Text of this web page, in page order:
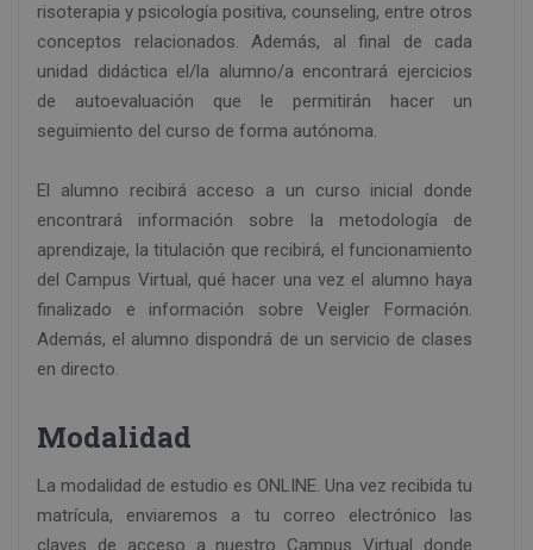
risoterapia y psicología positiva, counseling, entre otros
conceptos relacionados. Además, al final de cada
unidad didáctica el/la alumno/a encontrará ejercicios
de autoevaluación que le permitirán hacer un
seguimiento del curso de forma autónoma.
El alumno recibirá acceso a un curso inicial donde
encontrará información sobre la metodología de
aprendizaje, la titulación que recibirá, el funcionamiento
del Campus Virtual, qué hacer una vez el alumno haya
finalizado e información sobre Veigler Formación.
Además, el alumno dispondrá de un servicio de clases
en directo.
Modalidad
La modalidad de estudio es ONLINE. Una vez recibida tu
matrícula, enviaremos a tu correo electrónico las
claves de acceso a nuestro Campus Virtual donde